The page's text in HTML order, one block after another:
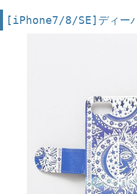
[iPhone7/8/SE]ディー